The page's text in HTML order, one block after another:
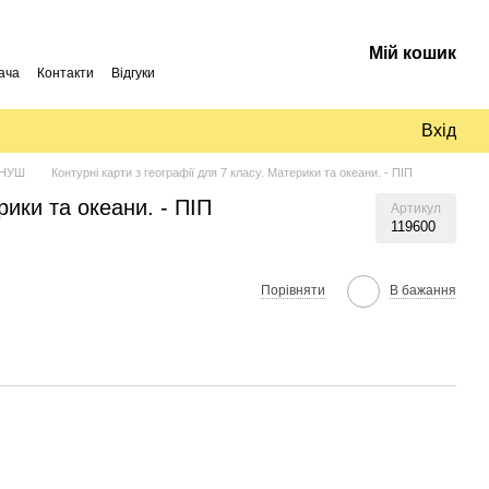
Контакти Відгуки
Мій кошик
Вхід
НУШ Контурні карти з географії для 7 класу. Материки та океани. - ПІП
та океани. - ПІП Артикул
119600
Порівняти В бажання